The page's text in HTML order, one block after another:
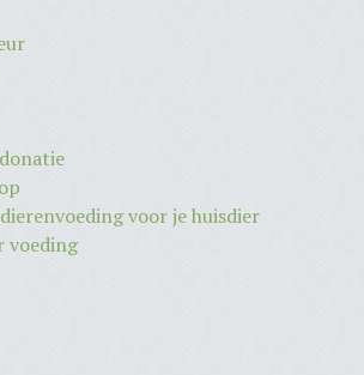
voor je huisdier
voeding